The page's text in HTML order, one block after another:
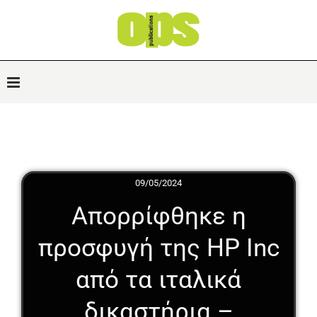
09/05/2024
Απορρίφθηκε η
προσφυγή της HP Inc
από τα ιταλικά